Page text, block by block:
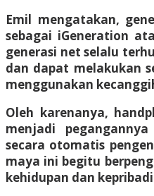
Emil mengatakan,
sebagai iGeneration
generasi net selalu
dan dapat melakukan
menggunakan
Oleh karenanya,
menjadi
secara otomatis
maya ini begitu
kehidupan dan